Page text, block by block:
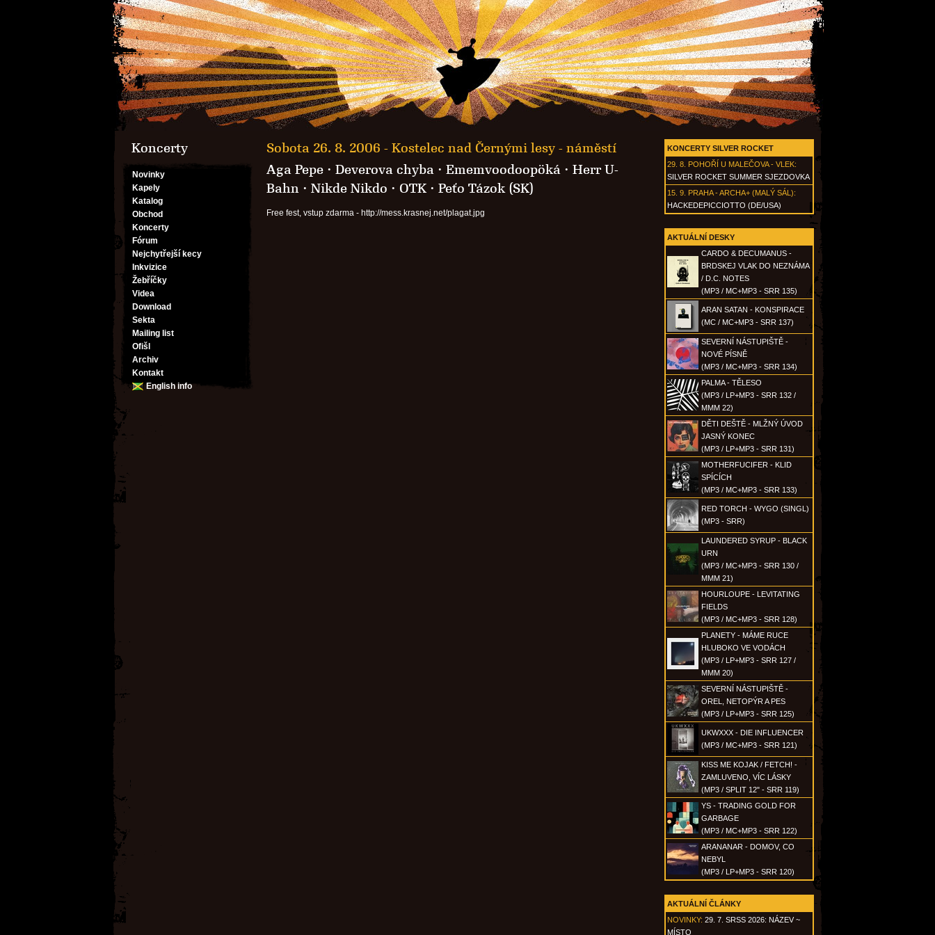
Koncerty
Novinky
Kapely
Katalog
Obchod
Koncerty
Fórum
Nejchytřejší kecy
Inkvizice
Žebříčky
Videa
Download
Sekta
Mailing list
Ofišl
Archiv
Kontakt
English info
KONCERTY SILVER ROCKET
29. 8. POHOŘÍ U MALEČOVA - VLEK:
SILVER ROCKET SUMMER SJEZDOVKA
15. 9. PRAHA - ARCHA+ (MALÝ SÁL):
HACKEDEPICCIOTTO (DE/USA)
AKTUÁLNÍ DESKY
CARDO & DECUMANUS -
BRDSKEJ VLAK DO NEZNÁMA
/ D.C. NOTES
(MP3 / MC+MP3 - SRR 135)
ARAN SATAN - KONSPIRACE
(MC / MC+MP3 - SRR 137)
SEVERNÍ NÁSTUPIŠTĚ -
NOVÉ PÍSNĚ
(MP3 / MC+MP3 - SRR 134)
PALMA - TĚLESO
(MP3 / LP+MP3 - SRR 132 /
MMM 22)
DĚTI DEŠTĚ - MLŽNÝ ÚVOD
JASNÝ KONEC
(MP3 / LP+MP3 - SRR 131)
MOTHERFUCIFER - KLID
SPÍCÍCH
(MP3 / MC+MP3 - SRR 133)
RED TORCH - WYGO (SINGL)
(MP3 - SRR)
LAUNDERED SYRUP - BLACK
URN
(MP3 / MC+MP3 - SRR 130 /
MMM 21)
HOURLOUPE - LEVITATING
FIELDS
(MP3 / MC+MP3 - SRR 128)
PLANETY - MÁME RUCE
HLUBOKO VE VODÁCH
(MP3 / LP+MP3 - SRR 127 /
MMM 20)
SEVERNÍ NÁSTUPIŠTĚ -
OREL, NETOPÝR A PES
(MP3 / LP+MP3 - SRR 125)
UKWXXX - DIE INFLUENCER
(MP3 / MC+MP3 - SRR 121)
KISS ME KOJAK / FETCH! -
ZAMLUVENO, VÍC LÁSKY
(MP3 / SPLIT 12" - SRR 119)
YS - TRADING GOLD FOR
GARBAGE
(MP3 / MC+MP3 - SRR 122)
ARANANAR - DOMOV, CO
NEBYL
(MP3 / LP+MP3 - SRR 120)
AKTUÁLNÍ ČLÁNKY
NOVINKY: 29. 7. SRSS 2026: NÁZEV ~
MÍSTO
Sobota 26. 8. 2006 - Kostelec nad Černými lesy - náměstí
Aga Pepe · Deverova chyba · Ememvoodoopöká · Herr U-
Bahn · Nikde Nikdo · OTK · Peťo Tázok (SK)
Free fest, vstup zdarma - http://mess.krasnej.net/plagat.jpg